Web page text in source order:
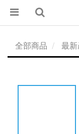
全部商品 最